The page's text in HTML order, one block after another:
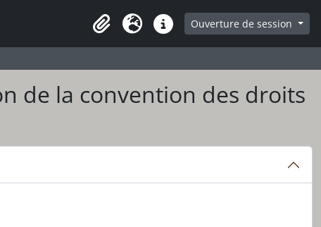
Presse-papier
LangueLiens rapidesOuverture de session
de la convention des droits